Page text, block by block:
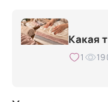
Какая
1